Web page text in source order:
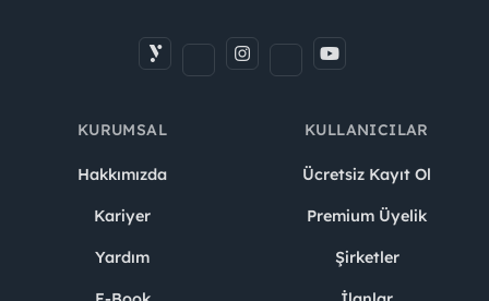
KURUMSAL
Hakkımızda
Kariyer
Yardım
KULLANICILAR
Ücretsiz Kayıt Ol
Premium Üyelik
Şirketler